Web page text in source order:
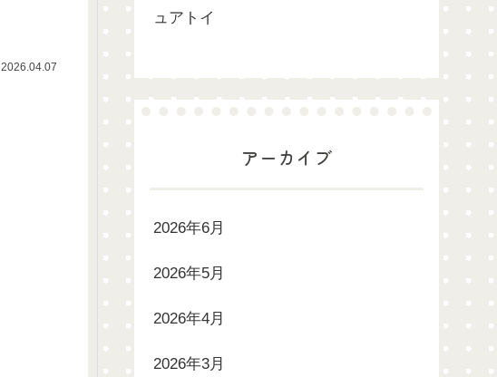
2026.04.07
ュアトイ
アーカイブ
2026年6月
2026年5月
2026年4月
2026年3月